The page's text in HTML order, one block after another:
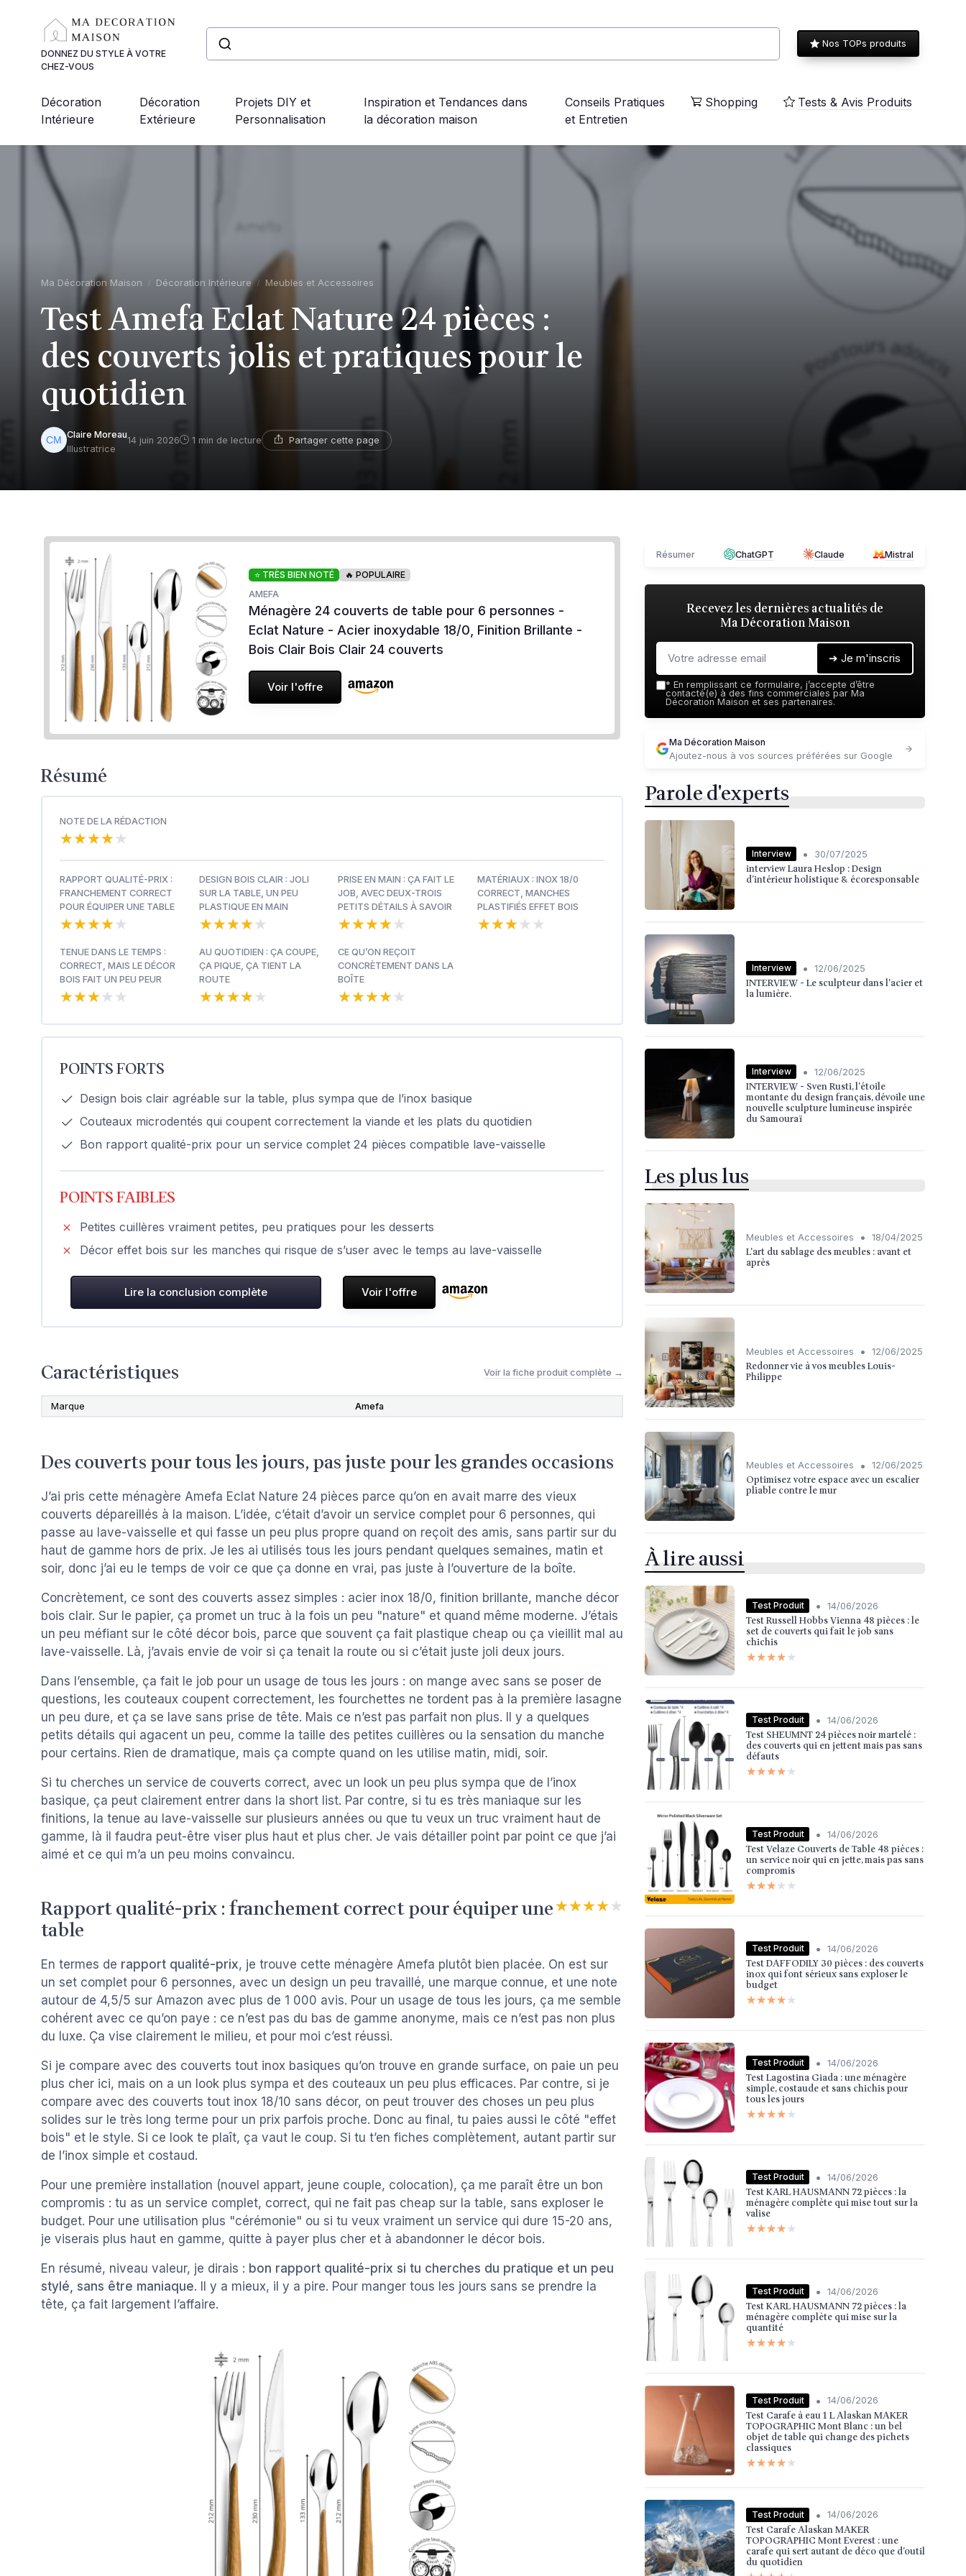
DONNEZ DU STYLE À VOTRE
CHEZ-VOUS
Nos TOPs produits
Décoration
Intérieure
Décoration
Extérieure
Projets DIY et
Personnalisation
Inspiration et Tendances dans
la décoration maison
Conseils Pratiques
et Entretien
Shopping Tests & Avis Produits
Ma Décoration Maison Décoration Intérieure Meubles et Accessoires
Test Amefa Eclat Nature 24 pièces :
des couverts jolis et pratiques pour le
quotidien
Claire Moreau
Illustratrice
14 juin 2026 1 min de lecture Partager cette page
⭐ TRÈS BIEN NOTÉ
🔥 POPULAIRE
AMEFA
Ménagère 24 couverts de table pour 6 personnes -
Eclat Nature - Acier inoxydable 18/0, Finition Brillante -
Bois Clair Bois Clair 24 couverts
Voir l'offre
Résumé
NOTE DE LA RÉDACTION
★★★★★
★★★★★
RAPPORT QUALITÉ-PRIX :
FRANCHEMENT CORRECT
POUR ÉQUIPER UNE TABLE
★★★★★
★★★★★
DESIGN BOIS CLAIR : JOLI
SUR LA TABLE, UN PEU
PLASTIQUE EN MAIN
★★★★★
★★★★★
PRISE EN MAIN : ÇA FAIT LE
JOB, AVEC DEUX-TROIS
PETITS DÉTAILS À SAVOIR
★★★★★
★★★★★
MATÉRIAUX : INOX 18/0
CORRECT, MANCHES
PLASTIFIÉS EFFET BOIS
★★★★★
★★★★★
TENUE DANS LE TEMPS :
CORRECT, MAIS LE DÉCOR
BOIS FAIT UN PEU PEUR
★★★★★
★★★★★
AU QUOTIDIEN : ÇA COUPE,
ÇA PIQUE, ÇA TIENT LA
ROUTE
★★★★★
★★★★★
CE QU’ON REÇOIT
CONCRÈTEMENT DANS LA
BOÎTE
★★★★★
★★★★★
POINTS FORTS
Design bois clair agréable sur la table, plus sympa que de l’inox basique
Couteaux microdentés qui coupent correctement la viande et les plats du quotidien
Bon rapport qualité-prix pour un service complet 24 pièces compatible lave-vaisselle
POINTS FAIBLES
Petites cuillères vraiment petites, peu pratiques pour les desserts
Décor effet bois sur les manches qui risque de s’user avec le temps au lave-vaisselle
Lire la conclusion complète Voir l'offre
Caractéristiques Voir la fiche produit complète →
Marque Amefa
Des couverts pour tous les jours, pas juste pour les grandes occasions
J’ai pris cette ménagère Amefa Eclat Nature 24 pièces parce qu’on en avait marre des vieux
couverts dépareillés à la maison. L’idée, c’était d’avoir un service complet pour 6 personnes, qui
passe au lave-vaisselle et qui fasse un peu plus propre quand on reçoit des amis, sans partir sur du
haut de gamme hors de prix. Je les ai utilisés tous les jours pendant quelques semaines, matin et
soir, donc j’ai eu le temps de voir ce que ça donne en vrai, pas juste à l’ouverture de la boîte.
Concrètement, ce sont des couverts assez simples : acier inox 18/0, finition brillante, manche décor
bois clair. Sur le papier, ça promet un truc à la fois un peu "nature" et quand même moderne. J’étais
un peu méfiant sur le côté décor bois, parce que souvent ça fait plastique cheap ou ça vieillit mal au
lave-vaisselle. Là, j’avais envie de voir si ça tenait la route ou si c’était juste joli deux jours.
Dans l’ensemble, ça fait le job pour un usage de tous les jours : on mange avec sans se poser de
questions, les couteaux coupent correctement, les fourchettes ne tordent pas à la première lasagne
un peu dure, et ça se lave sans prise de tête. Mais ce n’est pas parfait non plus. Il y a quelques
petits détails qui agacent un peu, comme la taille des petites cuillères ou la sensation du manche
pour certains. Rien de dramatique, mais ça compte quand on les utilise matin, midi, soir.
Si tu cherches un service de couverts correct, avec un look un peu plus sympa que de l’inox
basique, ça peut clairement entrer dans la short list. Par contre, si tu es très maniaque sur les
finitions, la tenue au lave-vaisselle sur plusieurs années ou que tu veux un truc vraiment haut de
gamme, là il faudra peut-être viser plus haut et plus cher. Je vais détailler point par point ce que j’ai
aimé et ce qui m’a un peu moins convaincu.
Rapport qualité-prix : franchement correct pour équiper une
table
★★★★★
★★★★★
En termes de rapport qualité-prix, je trouve cette ménagère Amefa plutôt bien placée. On est sur
un set complet pour 6 personnes, avec un design un peu travaillé, une marque connue, et une note
autour de 4,5/5 sur Amazon avec plus de 1 000 avis. Pour un usage de tous les jours, ça me semble
cohérent avec ce qu’on paye : ce n’est pas du bas de gamme anonyme, mais ce n’est pas non plus
du luxe. Ça vise clairement le milieu, et pour moi c’est réussi.
Si je compare avec des couverts tout inox basiques qu’on trouve en grande surface, on paie un peu
plus cher ici, mais on a un look plus sympa et des couteaux un peu plus efficaces. Par contre, si je
compare avec des couverts tout inox 18/10 sans décor, on peut trouver des choses un peu plus
solides sur le très long terme pour un prix parfois proche. Donc au final, tu paies aussi le côté "effet
bois" et le style. Si ce look te plaît, ça vaut le coup. Si tu t’en fiches complètement, autant partir sur
de l’inox simple et costaud.
Pour une première installation (nouvel appart, jeune couple, colocation), ça me paraît être un bon
compromis : tu as un service complet, correct, qui ne fait pas cheap sur la table, sans exploser le
budget. Pour une utilisation plus "cérémonie" ou si tu veux vraiment un service qui dure 15-20 ans,
je viserais plus haut en gamme, quitte à payer plus cher et à abandonner le décor bois.
En résumé, niveau valeur, je dirais : bon rapport qualité-prix si tu cherches du pratique et un peu
stylé, sans être maniaque. Il y a mieux, il y a pire. Pour manger tous les jours sans se prendre la
tête, ça fait largement l’affaire.
Résumer ChatGPT Claude Mistral
Recevez les dernières actualités de
Ma Décoration Maison
➔ Je m'inscris
* En remplissant ce formulaire, j’accepte d’être
contacté(e) à des fins commerciales par Ma
Décoration Maison et ses partenaires.
Ma Décoration Maison
Ajoutez-nous à vos sources préférées sur Google
Parole d'experts
Interview • 30/07/2025
interview Laura Heslop : Design
d’intérieur holistique & écoresponsable
Interview • 12/06/2025
INTERVIEW - Le sculpteur dans l'acier et
la lumière.
Interview • 12/06/2025
INTERVIEW - Sven Rusti, l'étoile
montante du design français, dévoile une
nouvelle sculpture lumineuse inspirée
du Samouraï
Les plus lus
Meubles et Accessoires • 18/04/2025
L'art du sablage des meubles : avant et
après
Meubles et Accessoires • 12/06/2025
Redonner vie à vos meubles Louis-
Philippe
Meubles et Accessoires • 12/06/2025
Optimisez votre espace avec un escalier
pliable contre le mur
À lire aussi
Test Produit • 14/06/2026
Test Russell Hobbs Vienna 48 pièces : le
set de couverts qui fait le job sans
chichis
★★★★★
★★★★★
Test Produit • 14/06/2026
Test SHEUMNT 24 pièces noir martelé :
des couverts qui en jettent mais pas sans
défauts
★★★★★
★★★★★
Test Produit • 14/06/2026
Test Velaze Couverts de Table 48 pièces :
un service noir qui en jette, mais pas sans
compromis
★★★★★
★★★★★
Test Produit • 14/06/2026
Test DAFFODILY 30 pièces : des couverts
inox qui font sérieux sans exploser le
budget
★★★★★
★★★★★
Test Produit • 14/06/2026
Test Lagostina Giada : une ménagère
simple, costaude et sans chichis pour
tous les jours
★★★★★
★★★★★
Test Produit • 14/06/2026
Test KARL HAUSMANN 72 pièces : la
ménagère complète qui mise tout sur la
valise
★★★★★
★★★★★
Test Produit • 14/06/2026
Test KARL HAUSMANN 72 pièces : la
ménagère complète qui mise sur la
quantité
★★★★★
★★★★★
Test Produit • 14/06/2026
Test Carafe à eau 1 L Alaskan MAKER
TOPOGRAPHIC Mont Blanc : un bel
objet de table qui change des pichets
classiques
★★★★★
★★★★★
Test Produit • 14/06/2026
Test Carafe Alaskan MAKER
TOPOGRAPHIC Mont Everest : une
carafe qui sert autant de déco que d’outil
du quotidien